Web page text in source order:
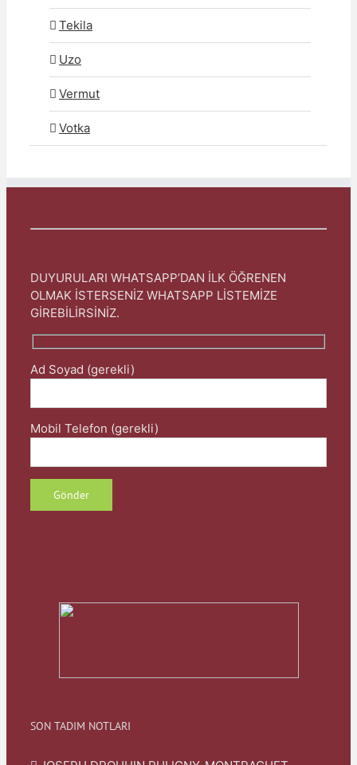
Tekila
Uzo
Vermut
Votka
DUYURULARI WHATSAPP’DAN İLK ÖĞRENEN
OLMAK İSTERSENİZ WHATSAPP LİSTEMİZE
GİREBİLİRSİNİZ.
Ad Soyad (gerekli)
Mobil Telefon (gerekli)
SON TADIM NOTLARI